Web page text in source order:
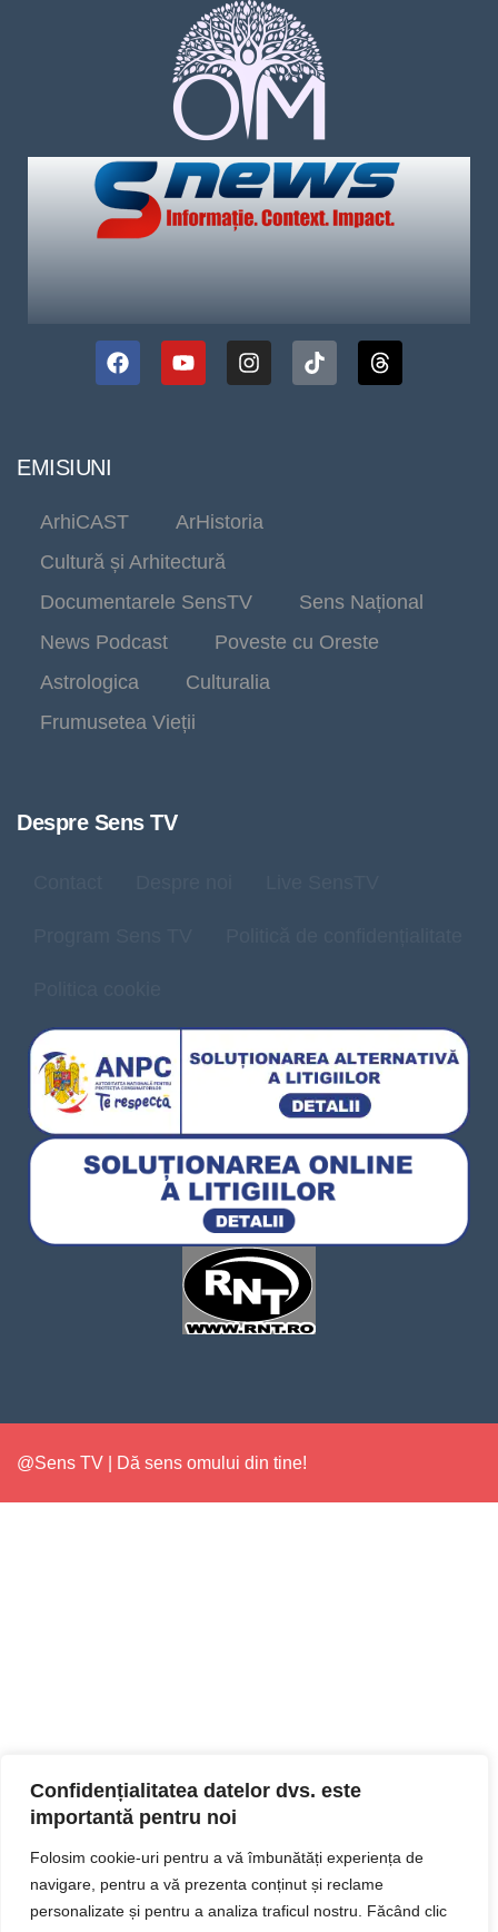
Confidențialitatea datelor dvs. este
importantă pentru noi
Folosim cookie-uri pentru a vă îmbunătăți experiența de
navigare, pentru a vă prezenta conținut și reclame
personalizate și pentru a analiza traficul nostru. Făcând clic
EMISIUNI
ArhiCAST
ArHistoria
Cultură și Arhitectură
Documentarele SensTV
Sens Național
News Podcast
Poveste cu Oreste
Astrologica
Culturalia
Frumusetea Vieții
Despre Sens TV
@Sens TV | Dă sens omului din tine!